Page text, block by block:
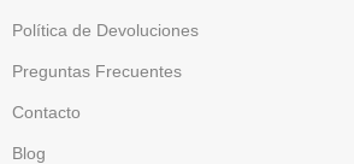
Política de Devoluciones
Preguntas Frecuentes
Contacto
Blog